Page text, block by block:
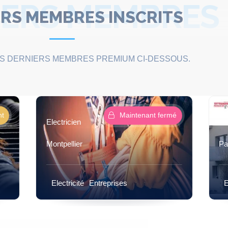
MEMBRES INSCRITS
MEMBRES
DERNIERS MEMBRES PREMIUM CI-DESSOUS.
Ouvert maintenant
Tettamanti Peinture
Payerne
Entreprises Peinture